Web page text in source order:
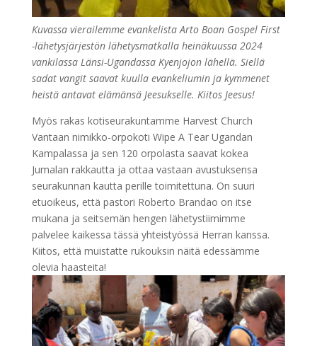
Kuvassa vierailemme evankelista Arto Boan Gospel First
-lähetysjärjestön lähetysmatkalla heinäkuussa 2024
vankilassa Länsi-Ugandassa Kyenjojon lähellä. Siellä
sadat vangit saavat kuulla evankeliumin ja kymmenet
heistä antavat elämänsä Jeesukselle. Kiitos Jeesus!
Myös rakas kotiseurakuntamme Harvest Church
Vantaan nimikko-orpokoti Wipe A Tear Ugandan
Kampalassa ja sen 120 orpolasta saavat kokea
Jumalan rakkautta ja ottaa vastaan avustuksensa
seurakunnan kautta perille toimitettuna. On suuri
etuoikeus, että pastori Roberto Brandao on itse
mukana ja seitsemän hengen lähetystiimimme
palvelee kaikessa tässä yhteistyössä Herran kanssa.
Kiitos, että muistatte rukouksin näitä edessämme
olevia haasteita!